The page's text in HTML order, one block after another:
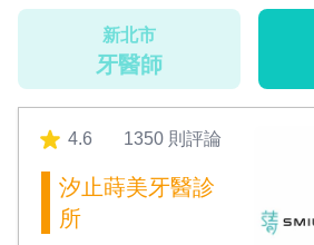
新北市
牙醫師
4.6 1350 則評論
汐止蒔美牙醫診
所